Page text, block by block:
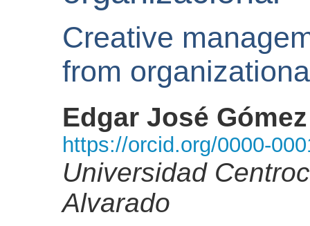
Creative
from
Edgar José
https://orcid.org/0000-
Universidad
Alvarado